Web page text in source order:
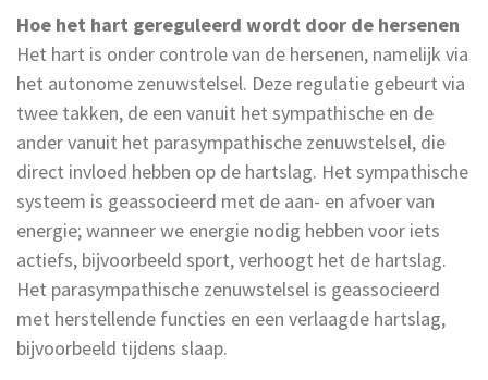
Hoe het hart gereguleerd wordt door de hersenen
Het hart is onder controle van de hersenen, namelijk via
het autonome zenuwstelsel. Deze regulatie gebeurt via
twee takken, de een vanuit het sympathische en de
ander vanuit het parasympathische zenuwstelsel, die
direct invloed hebben op de hartslag. Het sympathische
systeem is geassocieerd met de aan- en afvoer van
energie; wanneer we energie nodig hebben voor iets
actiefs, bijvoorbeeld sport, verhoogt het de hartslag.
Het parasympathische zenuwstelsel is geassocieerd
met herstellende functies en een verlaagde hartslag,
bijvoorbeeld tijdens slaap.